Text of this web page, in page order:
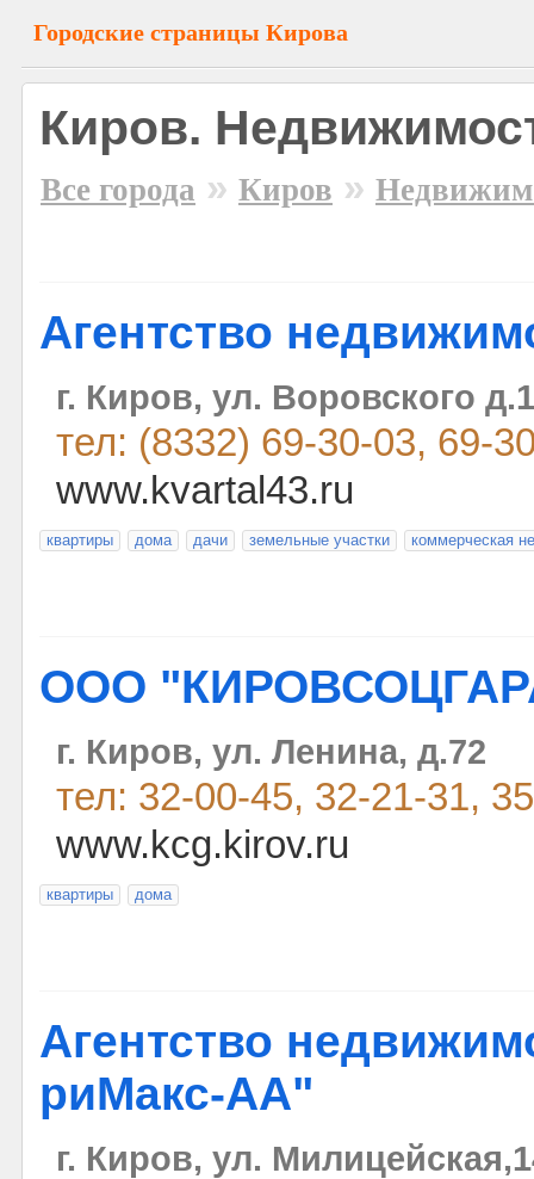
Городские страницы Кирова
Киров.
Все города » Киров »
Агентство
г. Киров, ул. Воровского
тел: (8332) 69-30-03, 69-
www.kvartal43.ru
квартиры дома дачи земельные участки коммерческая
ООО
г. Киров, ул. Ленина, д.72
тел: 32-00-45, 32-21-31,
www.kcg.kirov.ru
квартиры дома
Агентство
риМакс-АА"
г. Киров, ул.